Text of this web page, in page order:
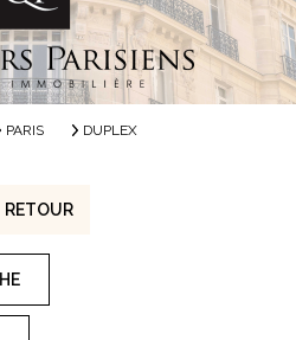
PARIS DUPLEX
RETOUR